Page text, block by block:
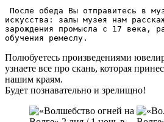
искусства: залы музея нам
зарождения промысла с 17 века,
обучения ремеслу.
Полюбуетесь произведениями
узнаете все про скань, которая
нашим краям.
Будет познавательно и зрелищно!